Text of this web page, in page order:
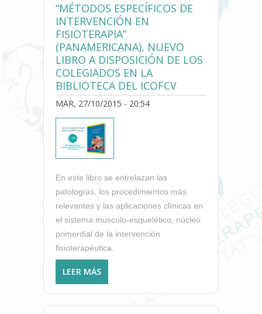
“MÉTODOS ESPECÍFICOS DE
INTERVENCIÓN EN
FISIOTERAPIA”
(PANAMERICANA), NUEVO
LIBRO A DISPOSICIÓN DE LOS
COLEGIADOS EN LA
BIBLIOTECA DEL ICOFCV
MAR, 27/10/2015 - 20:54
En este libro se entrelazan las
patologías, los procedimientos más
relevantes y las aplicaciones clínicas en
el sistema musculo-esquelético, núcleo
primordial de la intervención
fisioterapéutica.
LEER MÁS
ESPECÍFICOS DE
INTERVENCIÓN EN